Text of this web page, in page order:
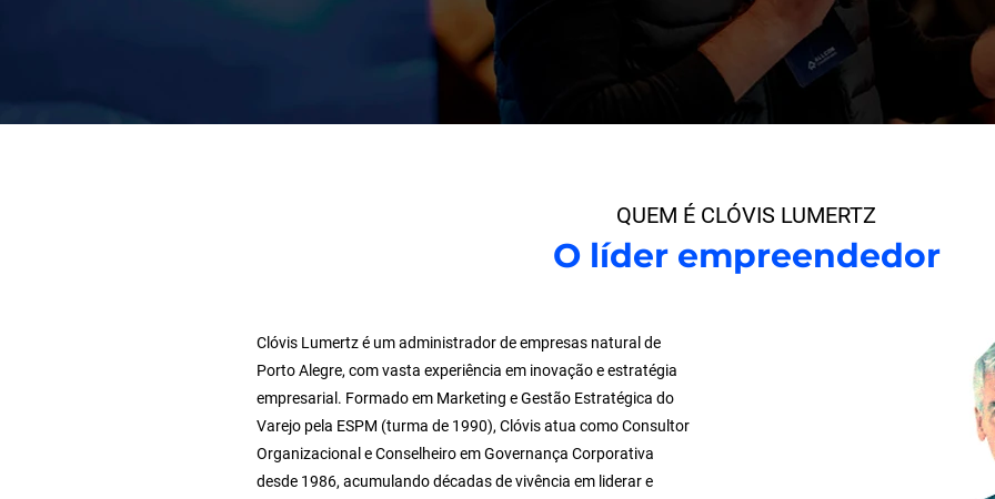
QUEM É CLÓVIS LUMERTZ
O líder empreendedor
Clóvis Lumertz é um administrador de empresas natural de
Porto Alegre, com vasta experiência em inovação e estratégia
empresarial. Formado em Marketing e Gestão Estratégica do
Varejo pela ESPM (turma de 1990), Clóvis atua como Consultor
Organizacional e Conselheiro em Governança Corporativa
desde 1986, acumulando décadas de vivência em liderar e